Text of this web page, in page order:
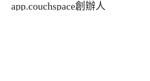
app.couchspace創辦人